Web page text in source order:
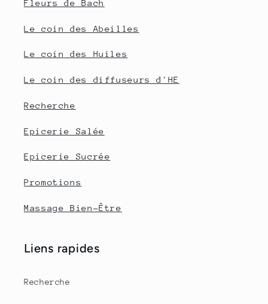
Fleurs de Bach
Le coin des Abeilles
Le coin des Huiles
Le coin des diffuseurs d'HE
Recherche
Epicerie Salée
Epicerie Sucrée
Promotions
Massage Bien-Être
Liens rapides
Recherche